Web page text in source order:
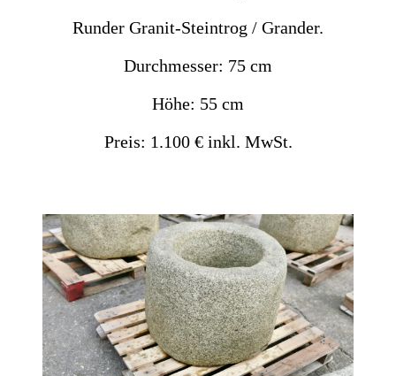
Runder Granit-Steintrog / Grander.
Durchmesser: 75 cm
Höhe: 55 cm
Preis: 1.100 € inkl. MwSt.